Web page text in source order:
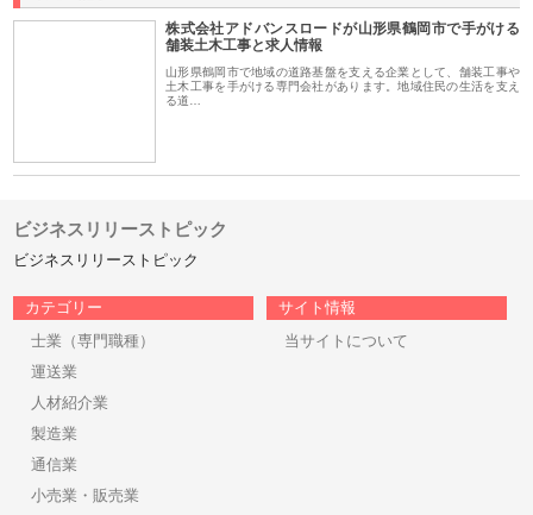
株式会社アドバンスロードが山形県鶴岡市で手がける
舗装土木工事と求人情報
山形県鶴岡市で地域の道路基盤を支える企業として、舗装工事や
土木工事を手がける専門会社があります。地域住民の生活を支え
る道…
ビジネスリリーストピック
ビジネスリリーストピック
カテゴリー
士業（専門職種）
運送業
人材紹介業
製造業
通信業
小売業・販売業
サイト情報
当サイトについて